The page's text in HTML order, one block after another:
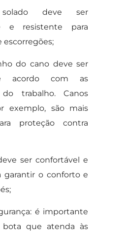
deve ser
e resistente para
escorregões;
do cano deve ser
acordo com as
do trabalho. Canos
exemplo, são mais
proteção contra
ser confortável e
garantir o conforto e
é importante
bota que atenda às